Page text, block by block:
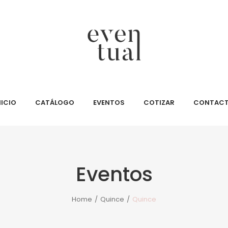
CATÁLOGO EVENTOS COTIZAR
Eventos
Home / Quince / Quince